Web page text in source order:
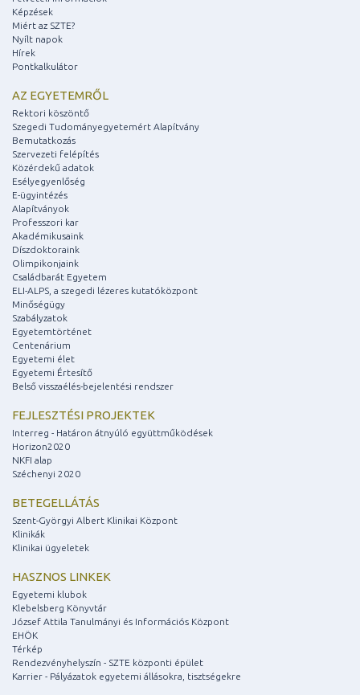
Képzések
Miért az SZTE?
Nyílt napok
Hírek
Pontkalkulátor
AZ EGYETEMRŐL
Rektori köszöntő
Szegedi Tudományegyetemért Alapítvány
Bemutatkozás
Szervezeti felépítés
Közérdekű adatok
Esélyegyenlőség
E-ügyintézés
Alapítványok
Professzori kar
Akadémikusaink
Díszdoktoraink
Olimpikonjaink
Családbarát Egyetem
ELI-ALPS, a szegedi lézeres kutatóközpont
Minőségügy
Szabályzatok
Egyetemtörténet
Centenárium
Egyetemi élet
Egyetemi Értesítő
Belső visszaélés-bejelentési rendszer
FEJLESZTÉSI PROJEKTEK
Interreg - Határon átnyúló együttműködések
Horizon2020
NKFI alap
Széchenyi 2020
BETEGELLÁTÁS
Szent-Györgyi Albert Klinikai Központ
Klinikák
Klinikai ügyeletek
HASZNOS LINKEK
Egyetemi klubok
Klebelsberg Könyvtár
József Attila Tanulmányi és Információs Központ
EHÖK
Térkép
Rendezvényhelyszín - SZTE központi épület
Karrier - Pályázatok egyetemi állásokra, tisztségekre